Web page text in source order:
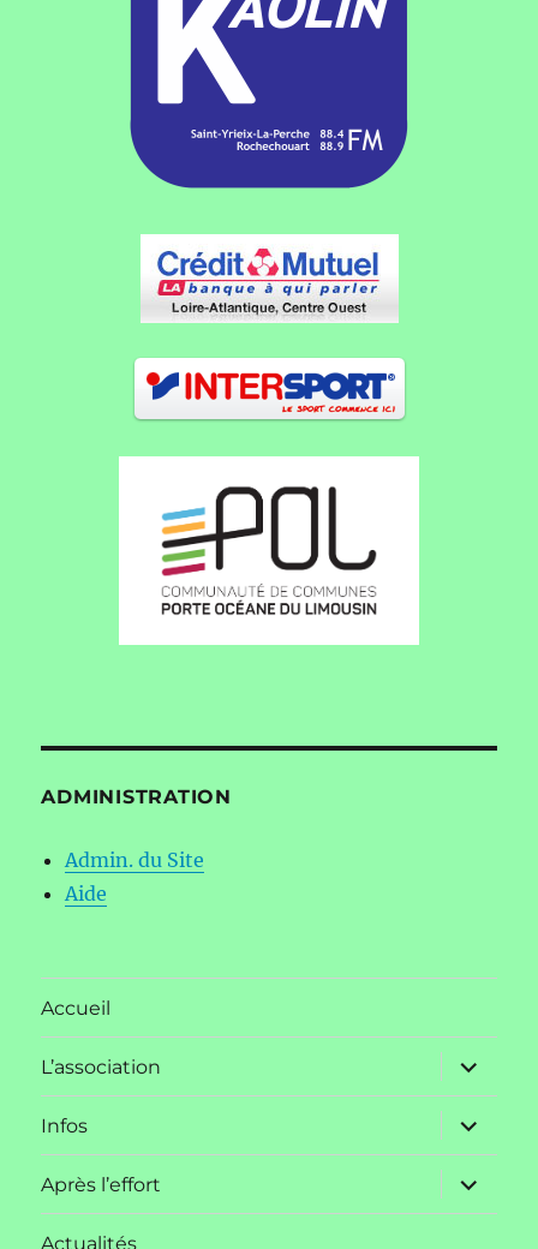
ADMINISTRATION
Admin. du Site
Aide
Accueil
L’association
ouvrir
le
sous-
menu
Infos
ouvrir
le
sous-
menu
Après l’effort
ouvrir
le
sous-
Actualités